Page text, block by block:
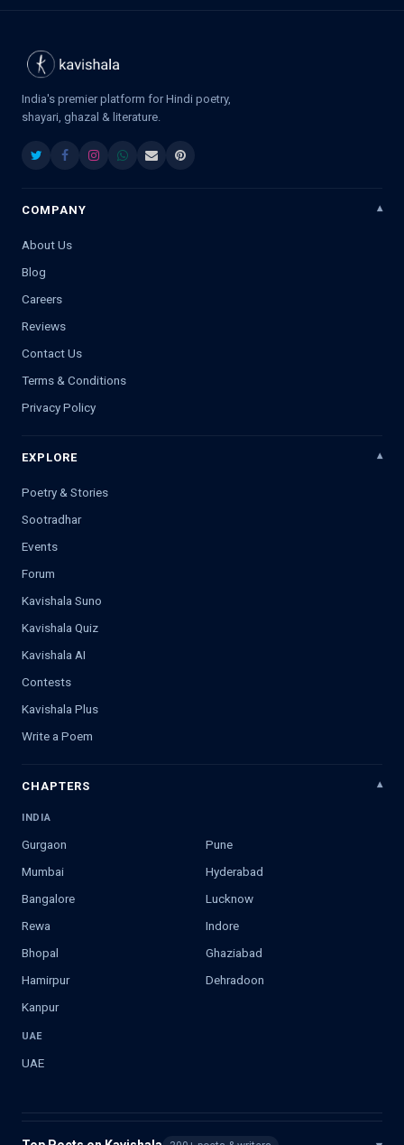
India's premier platform for Hindi poetry,
shayari, ghazal & literature.
COMPANY
About Us
Blog
Careers
Reviews
Contact Us
Terms & Conditions
Privacy Policy
EXPLORE
Poetry & Stories
Sootradhar
Events
Forum
Kavishala Suno
Kavishala Quiz
Kavishala AI
Contests
Kavishala Plus
Write a Poem
CHAPTERS
INDIA
Gurgaon
Pune
Mumbai
Hyderabad
Bangalore
Lucknow
Rewa
Indore
Bhopal
Ghaziabad
Hamirpur
Dehradoon
Kanpur
UAE
UAE